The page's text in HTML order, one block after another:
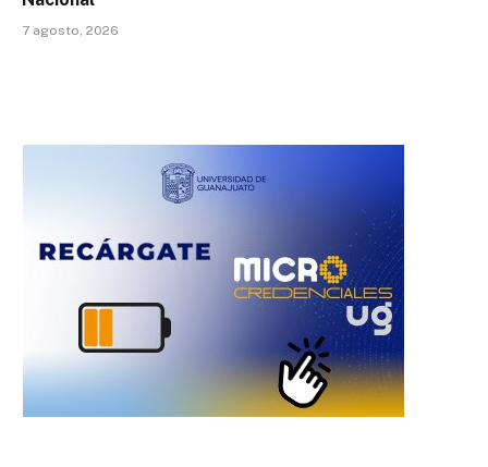
7 agosto, 2026